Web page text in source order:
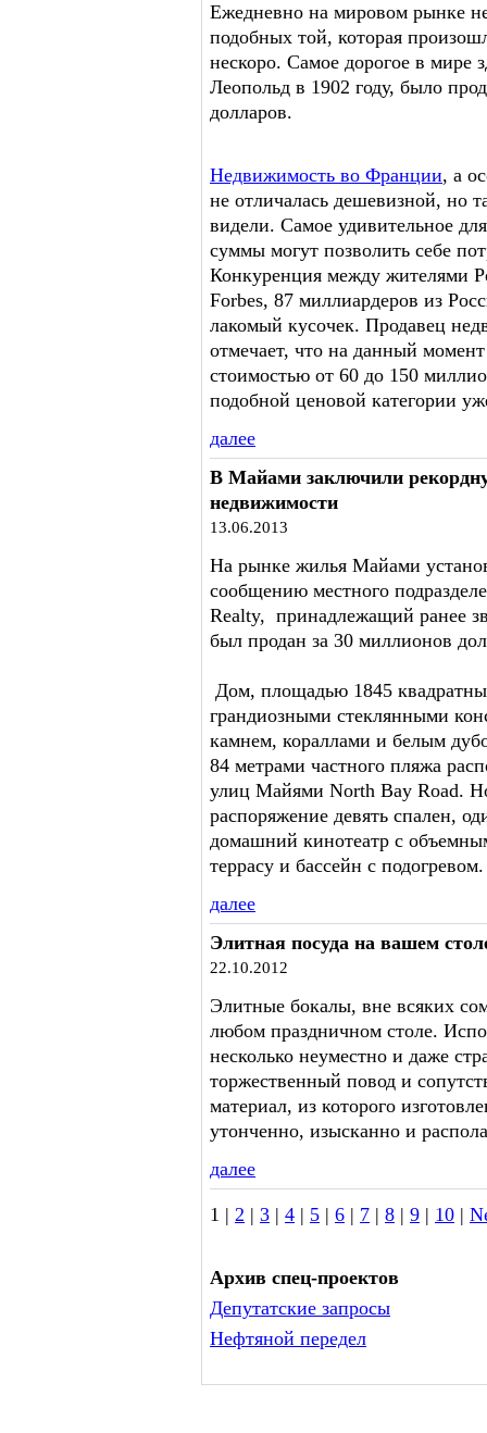
Ежедневно на мировом рынке
подобных той, которая
нескоро. Самое дорогое в мире
Леопольд в 1902 году, было
долларов.
Недвижимость во Франции, а
не отличалась дешевизной, но
видели. Самое удивительное
суммы могут позволить себе
Конкуренция между жителями
Forbes, 87 миллиардеров из
лакомый кусочек. Продавец
отмечает, что на данный
стоимостью от 60 до 150
подобной ценовой категории
далее
В Майами заключили
недвижимости
13.06.2013
На рынке жилья Майами
сообщению местного
Realty, принадлежащий ранее
был продан за 30 миллионов
Дом, площадью 1845
грандиозными стеклянными
камнем, кораллами и белым
84 метрами частного пляжа
улиц Майями North Bay Road.
распоряжение девять спален,
домашний кинотеатр с
террасу и бассейн с подогревом.
далее
Элитная посуда на вашем
22.10.2012
Элитные бокалы, вне всяких
любом праздничном столе.
несколько неуместно и даже
торжественный повод и
материал, из которого
утонченно, изысканно и
далее
1 | 2 | 3 | 4 | 5 | 6 | 7 | 8 | 9 | 10 |
Архив спец-проектов
Депутатские запросы
Нефтяной передел